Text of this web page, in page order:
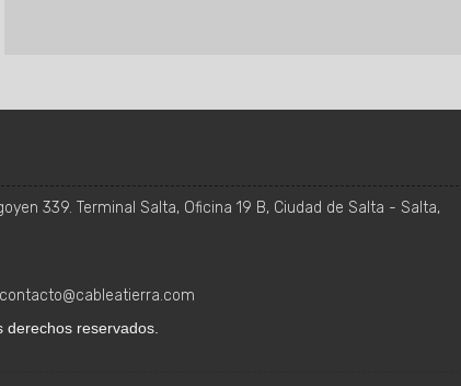
339. Terminal Salta, Oficina 19 B, Ciudad de Salta - Salta,
contacto@cableatierra.com
reservados.